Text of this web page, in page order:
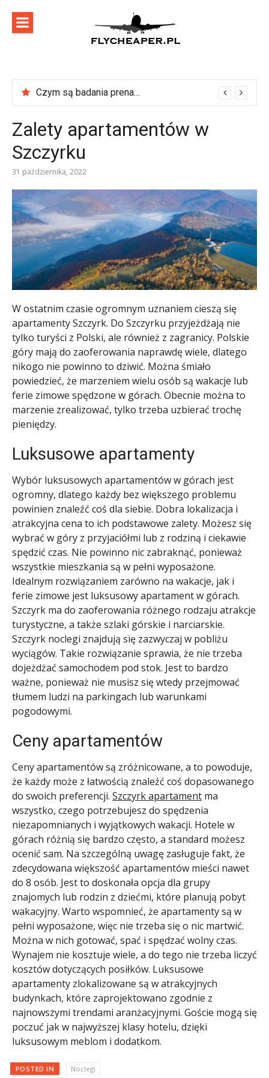
content
Czym są badania prenatalne?
Zalety apartamentów w
Szczyrku
31 października, 2022
W ostatnim czasie ogromnym uznaniem cieszą się
apartamenty Szczyrk. Do Szczyrku przyjeżdżają nie
tylko turyści z Polski, ale również z zagranicy. Polskie
góry mają do zaoferowania naprawdę wiele, dlatego
nikogo nie powinno to dziwić. Można śmiało
powiedzieć, że marzeniem wielu osób są wakacje lub
ferie zimowe spędzone w górach. Obecnie można to
marzenie zrealizować, tylko trzeba uzbierać trochę
pieniędzy.
Luksusowe apartamenty
Wybór luksusowych apartamentów w górach jest
ogromny, dlatego każdy bez większego problemu
powinien znaleźć coś dla siebie. Dobra lokalizacja i
atrakcyjna cena to ich podstawowe zalety. Możesz się
wybrać w góry z przyjaciółmi lub z rodziną i ciekawie
spędzić czas. Nie powinno nic zabraknąć, ponieważ
wszystkie mieszkania są w pełni wyposażone.
Idealnym rozwiązaniem zarówno na wakacje, jak i
ferie zimowe jest luksusowy apartament w górach.
Szczyrk ma do zaoferowania różnego rodzaju atrakcje
turystyczne, a także szlaki górskie i narciarskie.
Szczyrk noclegi znajdują się zazwyczaj w pobliżu
wyciągów. Takie rozwiązanie sprawia, że nie trzeba
dojeżdżać samochodem pod stok. Jest to bardzo
ważne, ponieważ nie musisz się wtedy przejmować
tłumem ludzi na parkingach lub warunkami
pogodowymi.
Ceny apartamentów
Ceny apartamentów są zróżnicowane, a to powoduje,
że każdy może z łatwością znaleźć coś dopasowanego
do swoich preferencji. Szczyrk apartament ma
wszystko, czego potrzebujesz do spędzenia
niezapomnianych i wyjątkowych wakacji. Hotele w
górach różnią się bardzo często, a standard możesz
ocenić sam. Na szczególną uwagę zasługuje fakt, że
zdecydowana większość apartamentów mieści nawet
do 8 osób. Jest to doskonała opcja dla grupy
znajomych lub rodzin z dziećmi, które planują pobyt
wakacyjny. Warto wspomnieć, że apartamenty są w
pełni wyposażone, więc nie trzeba się o nic martwić.
Można w nich gotować, spać i spędzać wolny czas.
Wynajem nie kosztuje wiele, a do tego nie trzeba liczyć
kosztów dotyczących posiłków. Luksusowe
apartamenty zlokalizowane są w atrakcyjnych
budynkach, które zaprojektowano zgodnie z
najnowszymi trendami aranżacyjnymi. Goście mogą się
poczuć jak w najwyższej klasy hotelu, dzięki
luksusowym meblom i dodatkom.
POSTED IN Noclegi